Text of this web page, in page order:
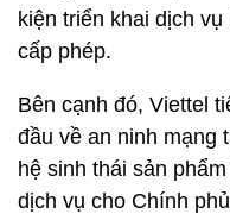
kiện triển khai dịch
cấp phép.
Bên cạnh đó, Viettel
đầu về an ninh mạng
hệ sinh thái sản
dịch vụ cho Chính